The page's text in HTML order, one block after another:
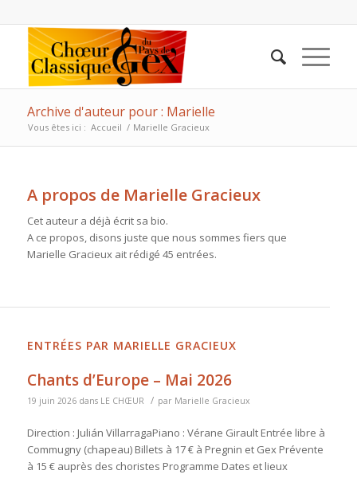
Archive d'auteur pour : Marielle
Vous êtes ici : Accueil / Marielle Gracieux
A propos de Marielle Gracieux
Cet auteur a déjà écrit sa bio.
A ce propos, disons juste que nous sommes fiers que
Marielle Gracieuxait rédigé 45 entrées.
ENTRÉES PAR MARIELLE GRACIEUX
Chants d’Europe – Mai 2026
19 juin 2026 dans LE CHŒUR / par Marielle Gracieux
Direction : Julián VillarragaPiano : Vérane Girault Entrée libre à
Commugny (chapeau) Billets à 17 € à Pregnin et Gex Prévente
à 15 € auprès des choristes Programme Dates et lieux